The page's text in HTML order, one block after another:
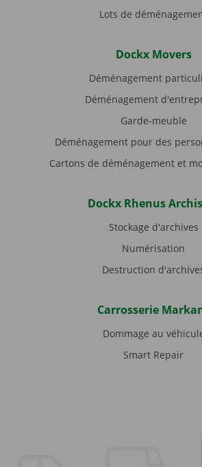
Lots de
Dockx Movers
Déménagement
Déménagement
Garde-meuble
Déménagement pour des
Cartons de déménagement et
Dockx Rhenus
Stockage d'archives
Numérisation
Destruction
Carrosserie
Dommage au
Smart Repair